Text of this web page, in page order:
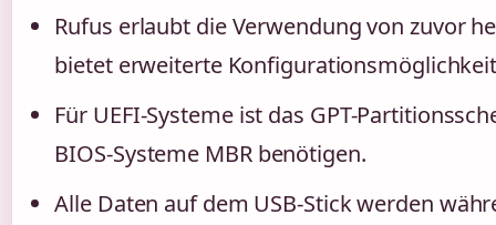
Rufus erlaubt die Verwendung von zuvor
bietet erweiterte
Für UEFI-Systeme ist das GPT-
BIOS-Systeme MBR benötigen.
Alle Daten auf dem USB-Stick werden